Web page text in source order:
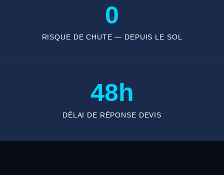
0
RISQUE DE CHUTE — DEPUIS LE SOL
48h
DÉLAI DE RÉPONSE DEVIS